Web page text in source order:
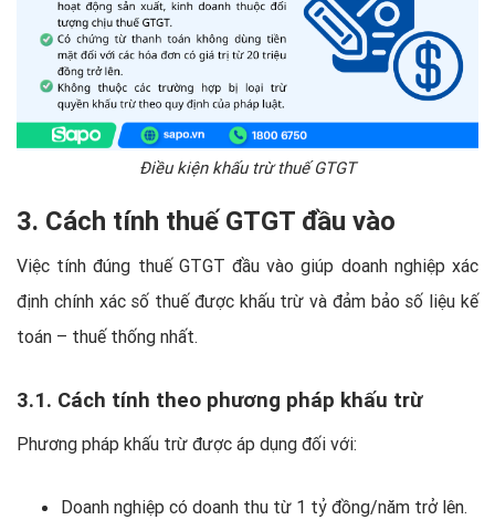
Điều kiện khấu trừ thuế GTGT
3. Cách tính thuế GTGT đầu vào
Việc tính đúng thuế GTGT đầu vào giúp doanh nghiệp xác
định chính xác số thuế được khấu trừ và đảm bảo số liệu kế
toán – thuế thống nhất.
3.1. Cách tính theo phương pháp khấu trừ
Phương pháp khấu trừ được áp dụng đối với:
Doanh nghiệp có doanh thu từ 1 tỷ đồng/năm trở lên.